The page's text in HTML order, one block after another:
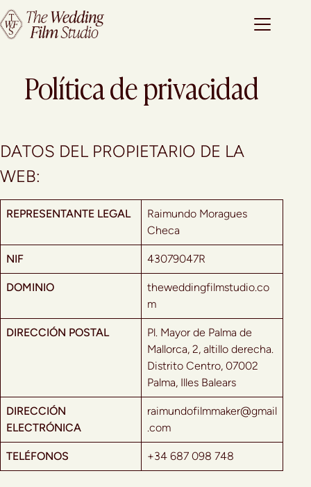
Política de privacidad
DATOS DEL PROPIETARIO DE LA
WEB:
REPRESENTANTE LEGAL
Raimundo Moragues
Checa
NIF 43079047R
DOMINIO
theweddingfilmstudio.co
m
DIRECCIÓN POSTAL
Pl. Mayor de Palma de
Mallorca, 2, altillo derecha.
Distrito Centro, 07002
Palma, Illes Balears
DIRECCIÓN
ELECTRÓNICA
raimundofilmmaker@gmail
.com
TELÉFONOS +34 687 098 748